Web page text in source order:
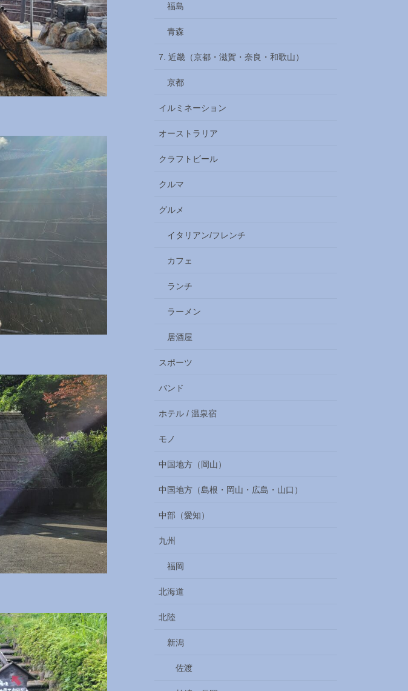
福島
青森
7. 近畿（京都・滋賀・奈良・和歌山）
京都
イルミネーション
オーストラリア
クラフトビール
クルマ
グルメ
イタリアン/フレンチ
カフェ
ランチ
ラーメン
居酒屋
スポーツ
バンド
ホテル / 温泉宿
モノ
中国地方（岡山）
中国地方（島根・岡山・広島・山口）
中部（愛知）
九州
福岡
北海道
北陸
新潟
佐渡